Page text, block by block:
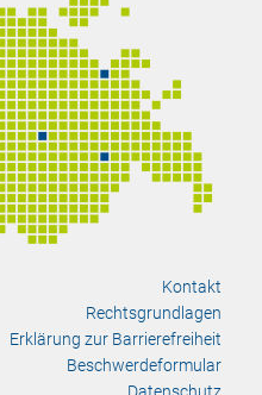
Kontakt
Rechtsgrundlagen
Erklärung zur Barrierefreiheit
Beschwerdeformular
Datenschutz